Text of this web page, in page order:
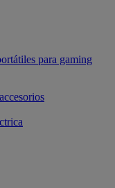
para gaming